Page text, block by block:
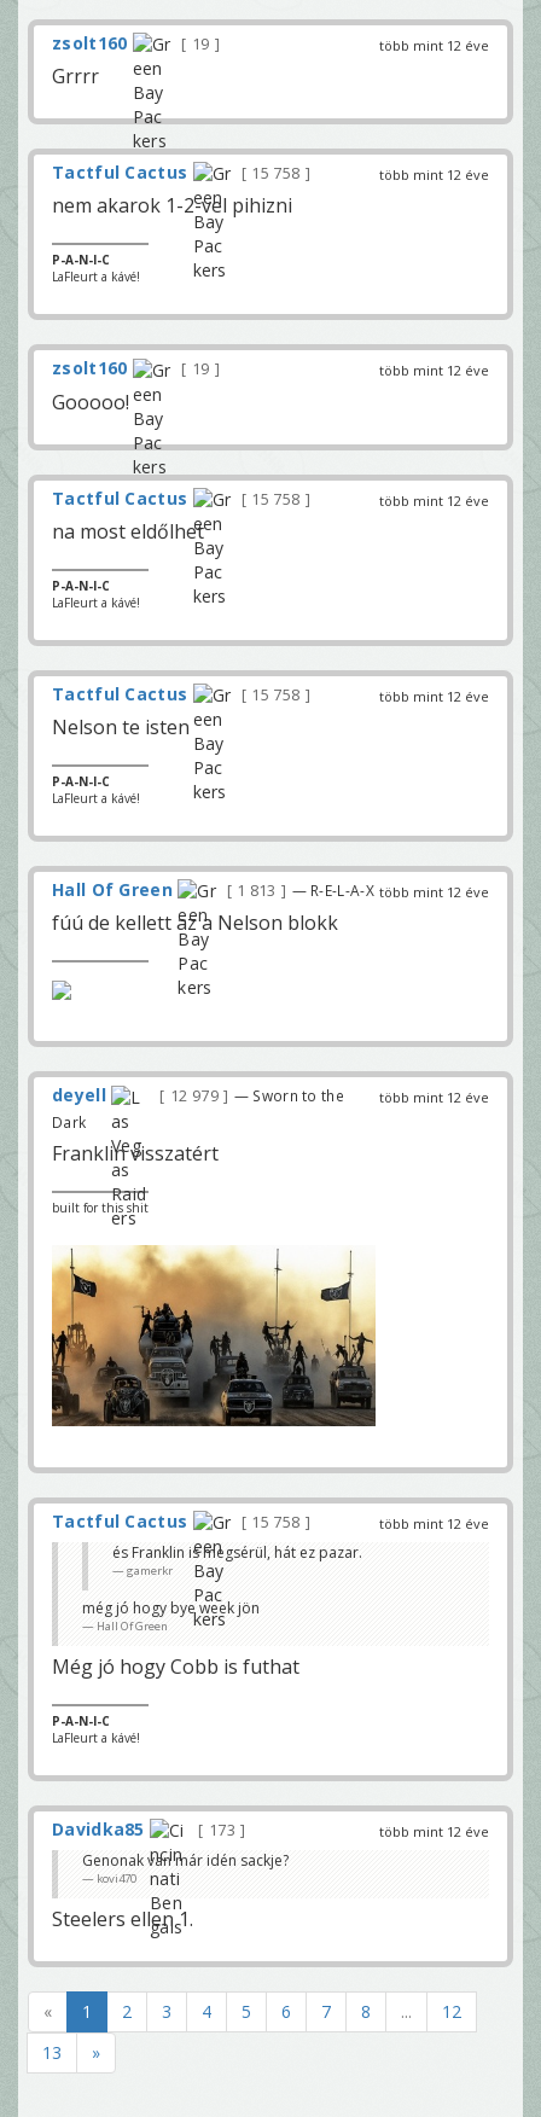
több mint 12 éve
zsolt160 19
Grrrr
több mint 12 éve
Tactful Cactus 15 758
nem akarok 1-2-vel pihizni
P-A-N-I-C
LaFleurt a kávé!
több mint 12 éve
zsolt160 19
Gooooo!
több mint 12 éve
Tactful Cactus 15 758
na most eldőlhet
P-A-N-I-C
LaFleurt a kávé!
több mint 12 éve
Tactful Cactus 15 758
Nelson te isten
P-A-N-I-C
LaFleurt a kávé!
több mint 12 éve
Hall Of Green 1 813 — R-E-L-A-X
fúú de kellett az a Nelson blokk
több mint 12 éve
deyell 12 979
— Sworn to the
Dark
Franklin visszatért
built for this shit
több mint 12 éve
Tactful Cactus
15 758
és Franklin is megsérül, hát ez pazar.
gamerkr
még jó hogy bye week jön
Hall Of Green
Még jó hogy Cobb is futhat
P-A-N-I-C
LaFleurt a kávé!
több mint 12 éve
Davidka85
173
Genonak van már idén sackje?
kovi470
Steelers ellen 1.
« 1 2 3 4 5 6 7 8 ...
12
13
»